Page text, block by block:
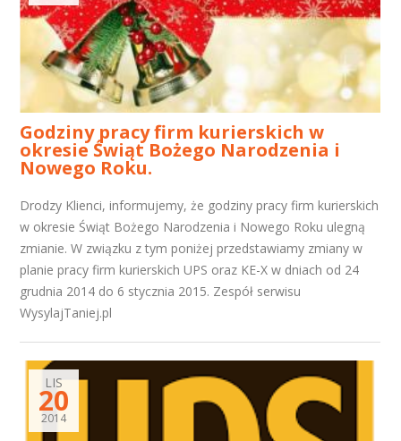
Godziny pracy firm kurierskich w
okresie Świąt Bożego Narodzenia i
Nowego Roku.
Drodzy Klienci, informujemy, że godziny pracy firm kurierskich
w okresie Świąt Bożego Narodzenia i Nowego Roku ulegną
zmianie. W związku z tym poniżej przedstawiamy zmiany w
planie pracy firm kurierskich UPS oraz KE-X w dniach od 24
grudnia 2014 do 6 stycznia 2015. Zespół serwisu
WysylajTaniej.pl
LIS
20
2014